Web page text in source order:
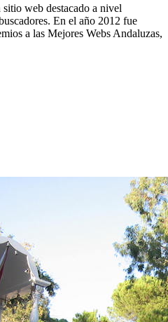
web destacado a nivel
En el año 2012 fue
a las Mejores Webs Andaluzas,